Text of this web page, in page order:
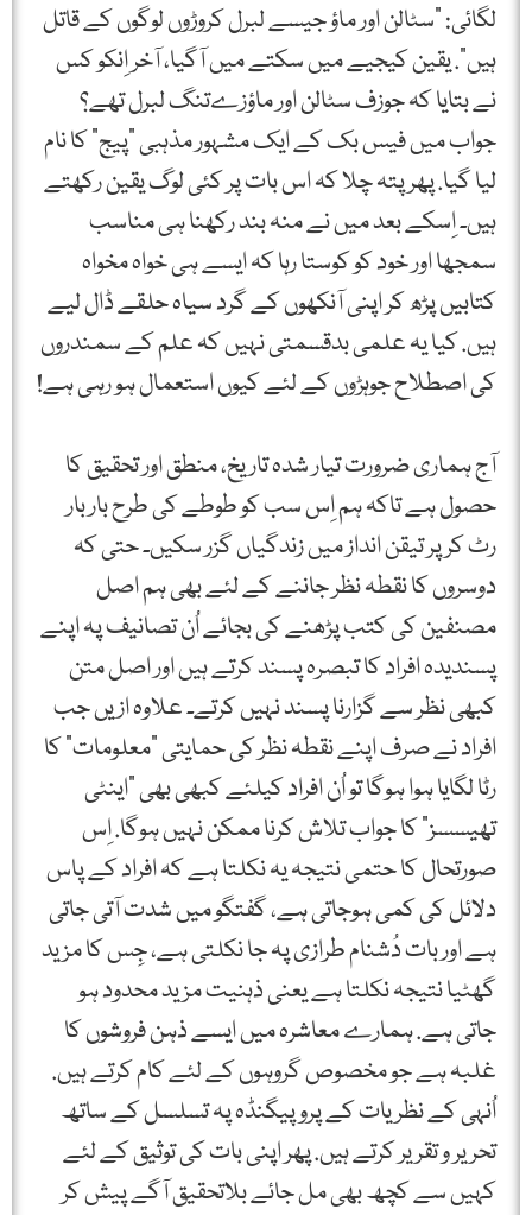
لگائی: "سٹالن اور ماؤ جیسے لبرل کروڑوں لوگوں کے قاتل
ہیں”. یقین کیجیے میں سکتے میں آگیا، آخر اِنکو کس
نے بتایا کہ جوزف سٹالن اور ماؤزےتنگ لبرل تھے؟
جواب میں فیس بک کے ایک مشہور مذہبی "پیج” کا نام
لیا گیا. پھر پتہ چلا کہ اس بات پر کئی لوگ یقین رکھتے
ہیں۔ اِسکے بعد میں نے منہ بند رکھنا ہی مناسب
سمجھا اور خود کو کوستا رہا کہ ایسے ہی خواہ مخواہ
کتابیں پڑھ کر اپنی آنکھوں کے گرد سیاہ حلقے ڈال لیے
ہیں. کیا یہ علمی بدقسمتی نہیں کہ علم کے سمندروں
کی اصطلاح جوہڑوں کے لئے کیوں استعمال ہو رہی ہے!
آج ہماری ضرورت تیار شدہ تاریخ، منطق اور تحقیق کا
حصول ہے تاکہ ہم اِس سب کو طوطے کی طرح بار بار
رٹ کر پر تیقن انداز میں زندگیاں گزر سکیں۔ حتی کہ
دوسروں کا نقطہ نظر جاننے کے لئے بھی ہم اصل
مصنفین کی کتب پڑھنے کی بجائے اُن تصانیف پہ اپنے
پسندیدہ افراد کا تبصرہ پسند کرتے ہیں اور اصل متن
کبھی نظر سے گزارنا پسند نہیں کرتے۔ علاوہ ازیں جب
افراد نے صرف اپنے نقطہ نظر کی حمایتی "معلومات” کا
رٹا لگایا ہوا ہوگا تو اُن افراد کیلئے کبھی بھی "اینٹی
تھیسسز” کا جواب تلاش کرنا ممکن نہیں ہوگا. اِس
صورتحال کا حتمی نتیجہ یہ نکلتا ہے کہ افراد کے پاس
دلائل کی کمی ہوجاتی ہے، گفتگو میں شدت آتی جاتی
ہے اور بات دُشنام طرازی پہ جا نکلتی ہے، جِس کا مزید
گھٹیا نتیجہ نکلتا ہے یعنی ذہنیت مزید محدود ہو
جاتی ہے. ہمارے معاشرہ میں ایسے ذہن فروشوں کا
غلبہ ہے جو مخصوص گروہوں کے لئے کام کرتے ہیں.
اُنہی کے نظریات کے پروپیگنڈہ پہ تسلسل کے ساتھ
تحریر و تقریر کرتے ہیں. پھر اپنی بات کی توثیق کے لئے
کہیں سے کچھ بھی مل جائے بلاتحقیق آگے پیش کر